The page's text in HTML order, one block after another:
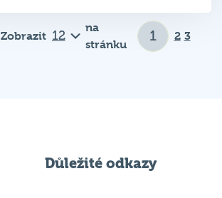
Zobrazit
na
stránku
2 3
Důležité odkazy